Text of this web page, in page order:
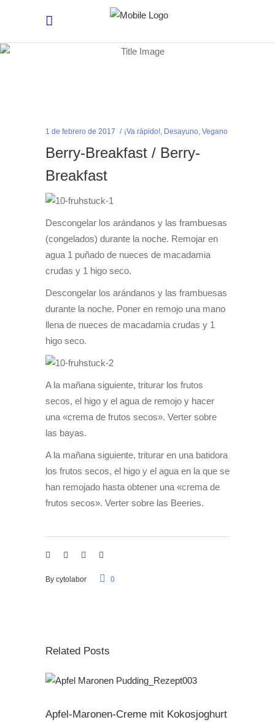
1 de febrero de 2017 ¡Va rápido!, Desayuno, Vegano
Berry-Breakfast / Berry-
Breakfast
Descongelar los arándanos y las frambuesas
(congelados) durante la noche. Remojar en
agua 1 puñado de nueces de macadamia
crudas y 1 higo seco.
Descongelar los arándanos y las frambuesas
durante la noche. Poner en remojo una mano
llena de nueces de macadamia crudas y 1
higo seco.
A la mañana siguiente, triturar los frutos
secos, el higo y el agua de remojo y hacer
una «crema de frutos secos». Verter sobre
las bayas.
A la mañana siguiente, triturar en una batidora
los frutos secos, el higo y el agua en la que se
han remojado hasta obtener una «crema de
frutos secos». Verter sobre las Beeries.
By cytolabor 0
Related Posts
Apfel-Maronen-Creme mit Kokosjoghurt